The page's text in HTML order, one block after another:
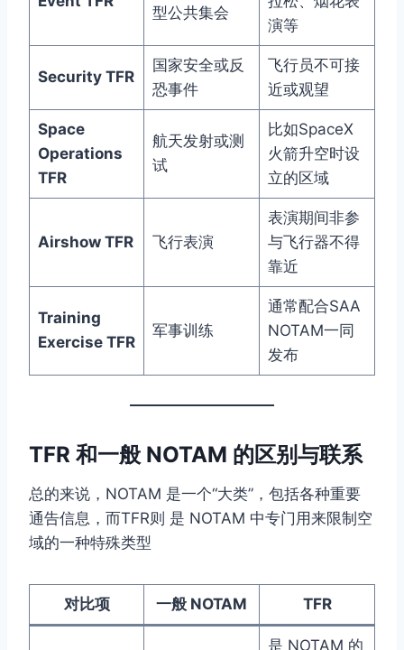
型公共集会
演等
Security TFR
国家安全或反
恐事件
飞行员不可接
近或观望
Space
Operations
TFR
航天发射或测
试
比如SpaceX
火箭升空时设
立的区域
Airshow TFR 飞行表演
表演期间非参
与飞行器不得
靠近
Training
Exercise TFR
军事训练
通常配合SAA
NOTAM一同
发布
TFR 和一般 NOTAM 的区别与联系
总的来说，NOTAM 是一个“大类”，包括各种重要
通告信息，而TFR则 是 NOTAM 中专门用来限制空
域的一种特殊类型
对比项 一般 NOTAM TFR
是 NOTAM 的